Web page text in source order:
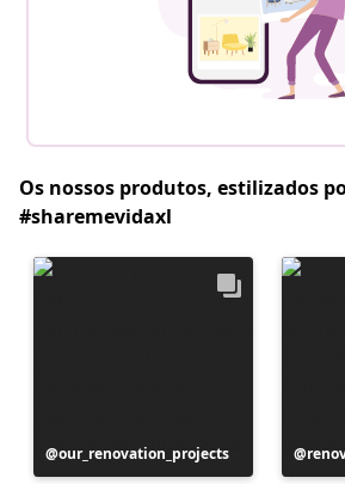
Os nossos produtos, estilizados
#sharemevidaxl
Postagem
publicada
our_renovation_projects